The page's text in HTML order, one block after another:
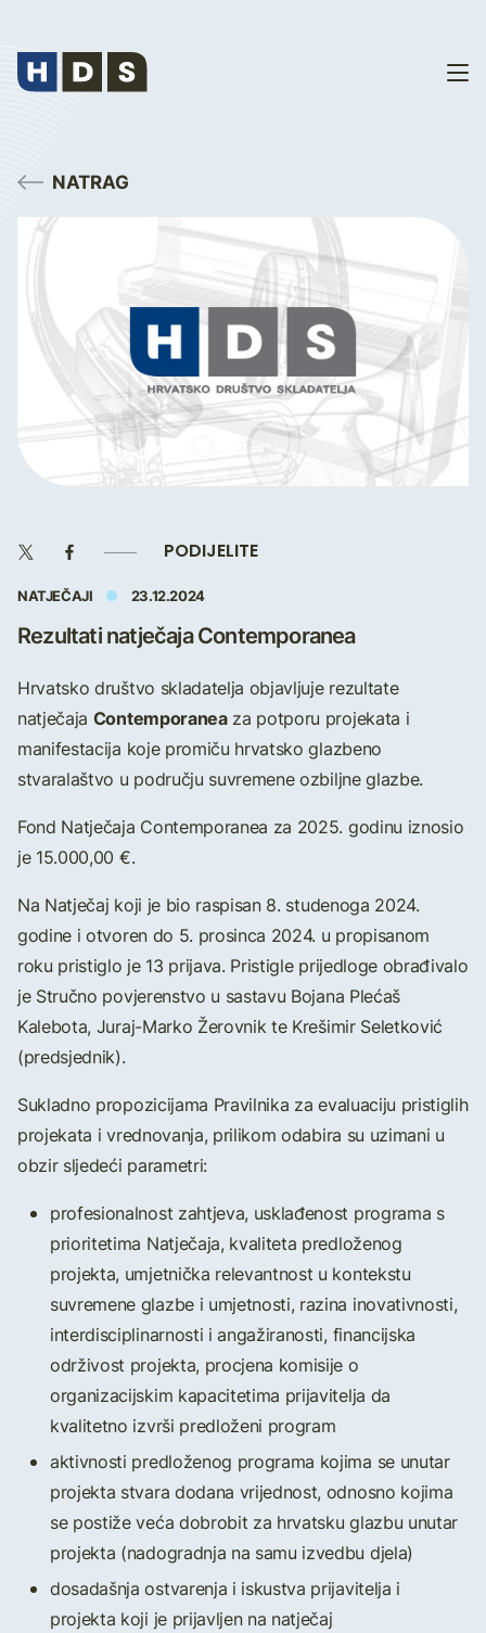
NATRAG
PODIJELITE
NATJEČAJI 23.12.2024
Rezultati natječaja Contemporanea
Hrvatsko društvo skladatelja objavljuje rezultate
natječaja Contemporaneaza potporu projekata i
manifestacija koje promiču hrvatsko glazbeno
stvaralaštvo u području suvremene ozbiljne glazbe.
Fond Natječaja Contemporanea za 2025. godinu iznosio
je 15.000,00 €.
Na Natječaj koji je bio raspisan 8. studenoga 2024.
godine i otvoren do 5. prosinca 2024. u propisanom
roku pristiglo je 13 prijava. Pristigle prijedloge obrađivalo
je Stručno povjerenstvo u sastavu Bojana Plećaš
Kalebota, Juraj-Marko Žerovnik te Krešimir Seletković
(predsjednik).
Sukladno propozicijama Pravilnika za evaluaciju pristiglih
projekata i vrednovanja, prilikom odabira su uzimani u
obzir sljedeći parametri:
profesionalnost zahtjeva, usklađenost programa s
prioritetima Natječaja, kvaliteta predloženog
projekta, umjetnička relevantnost u kontekstu
suvremene glazbe i umjetnosti, razina inovativnosti,
interdisciplinarnosti i angažiranosti, financijska
održivost projekta, procjena komisije o
organizacijskim kapacitetima prijavitelja da
kvalitetno izvrši predloženi program
aktivnosti predloženog programa kojima se unutar
projekta stvara dodana vrijednost, odnosno kojima
se postiže veća dobrobit za hrvatsku glazbu unutar
projekta (nadogradnja na samu izvedbu djela)
dosadašnja ostvarenja i iskustva prijavitelja i
projekta koji je prijavljen na natječaj